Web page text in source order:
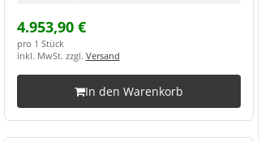
4.953,90 €
pro 1 Stück
inkl. MwSt. zzgl. Versand
In den Warenkorb